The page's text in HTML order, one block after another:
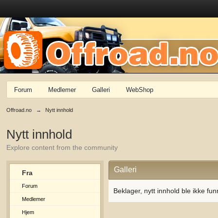
Forum Medlemer Galleri WebShop
Offroad.no → Nytt innhold
Nytt innhold
Explore content from the community
Fra
Forum
Medlemer
Hjem
Galleri
Beklager, nytt innhold ble ikke